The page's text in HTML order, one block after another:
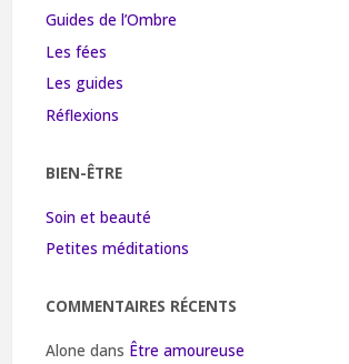
Guides de l’Ombre
Les fées
Les guides
Réflexions
BIEN-ÊTRE
Soin et beauté
Petites méditations
COMMENTAIRES RÉCENTS
Alone dans Être amoureuse